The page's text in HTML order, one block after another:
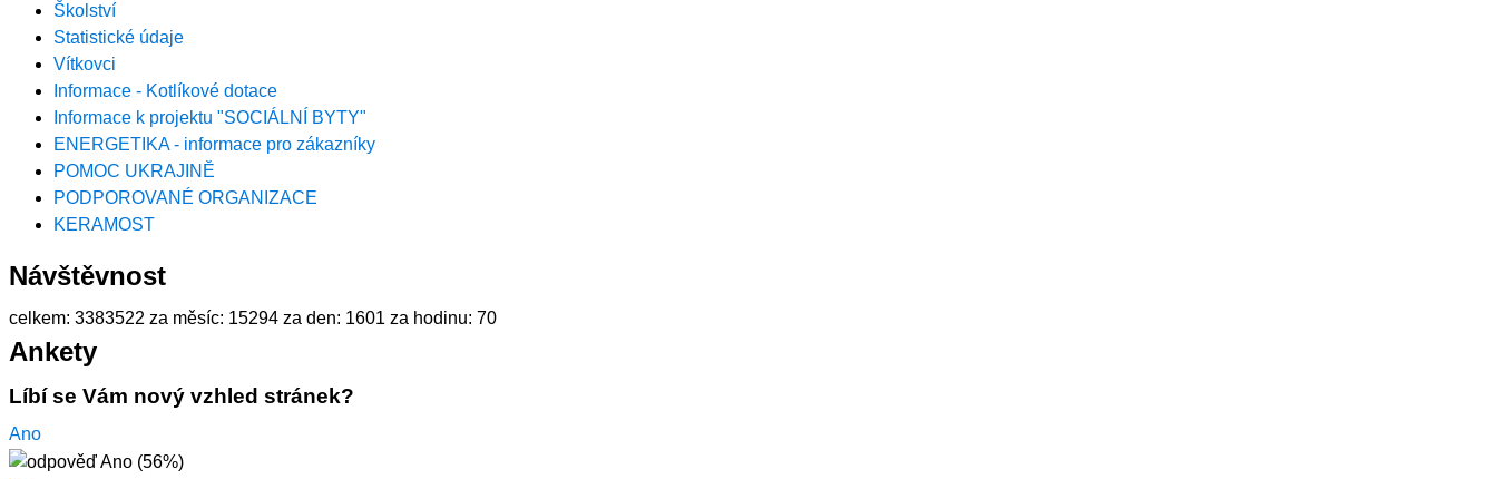
Školství
Statistické údaje
Vítkovci
Informace - Kotlíkové dotace
Informace k projektu "SOCIÁLNÍ BYTY"
ENERGETIKA - informace pro zákazníky
POMOC UKRAJINĚ
PODPOROVANÉ ORGANIZACE
KERAMOST
Návštěvnost
celkem: 3383522 za měsíc: 15294 za den: 1601 za hodinu: 70
Ankety
Líbí se Vám nový vzhled stránek?
Ano